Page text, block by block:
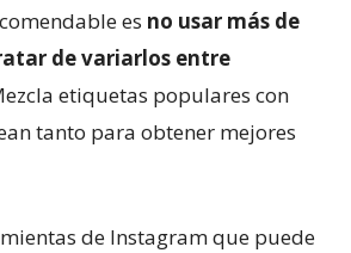
es no usar más de
de variarlos entre
etiquetas populares con
tanto para obtener mejores
de Instagram que puede